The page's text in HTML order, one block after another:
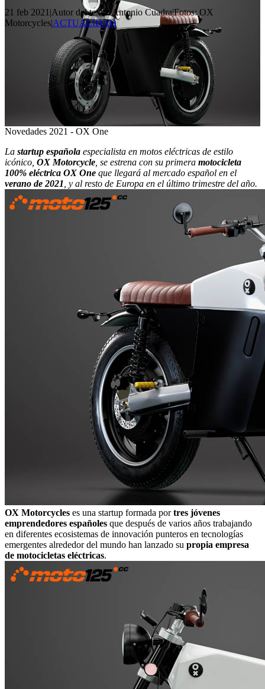
21 feb 2021 |Autor del texto :Antonio Cuadra|Fotos: OX
Motorcycles|ACTUALIDAD
Novedades 2021 - OX One
La startup española especialista en motos eléctricas de estilo
icónico, OX Motorcycle, se estrena con su primera motocicleta
100% eléctrica OX One que llegará al mercado español en el
verano de 2021, y al resto de Europa en el último trimestre del año.
OX Motorcycles es una startup formada portres jóvenes
emprendedores españoles que después de varios años trabajando
en diferentes ecosistemas de innovación punteros en tecnologías
emergentes alrededor del mundo han lanzado su propia empresa
de motocicletas eléctricas.